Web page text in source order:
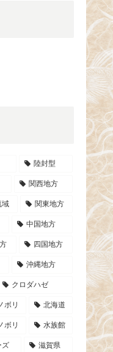
陸封型
関西地方
域 関東地方
中国地方
四国地方
沖縄地方
クロダハゼ
ボリ 北海道
ボリ 水族館
ズ 滋賀県